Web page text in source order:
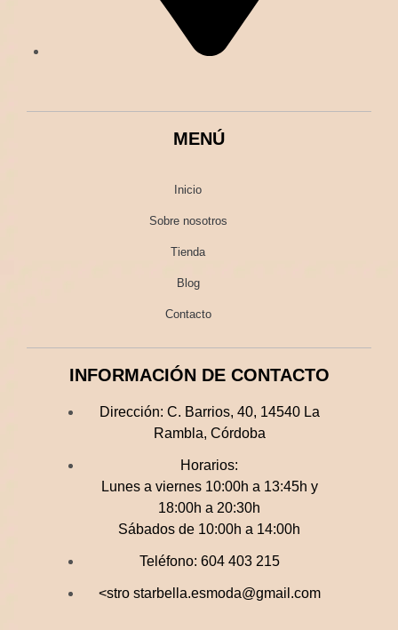
MENÚ
Inicio
Sobre nosotros
Tienda
Blog
Contacto
INFORMACIÓN DE CONTACTO
Dirección: C. Barrios, 40, 14540 La
Rambla, Córdoba
Horarios:
Lunes a viernes 10:00h a 13:45h y
18:00h a 20:30h
Sábados de 10:00h a 14:00h
Teléfono: 604 403 215
<stro starbella.esmoda@gmail.com